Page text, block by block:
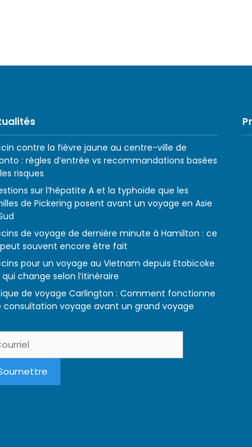
contre la fièvre jaune au centre-ville de
: règles d’entrée vs recommandations basées
risques
sur l’hépatite A et la typhoïde que les
de Pickering posent avant un voyage en Asie
de voyage de dernière minute à Hamilton : ce
souvent encore être fait
pour un voyage au Vietnam depuis Etobicoke
qui change selon l’itinéraire
de voyage Carlington : Comment fonctionne
consultation voyage avant un grand voyage